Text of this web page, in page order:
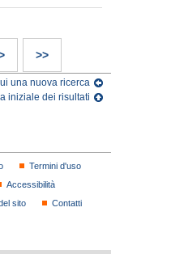
>>
una nuova ricerca
iniziale dei risultati
Termini d'uso
Accessibilità
sito
Contatti